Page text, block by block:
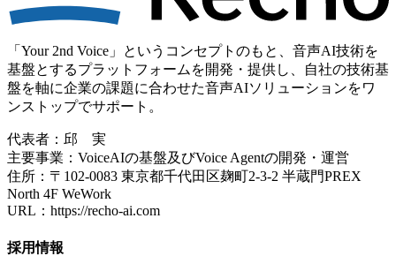
「Your 2nd Voice」というコンセプトのもと、音声AI技術を
基盤とするプラットフォームを開発・提供し、自社の技術基
盤を軸に企業の課題に合わせた音声AIソリューションをワ
ンストップでサポート。
代表者：邱 実
主要事業：VoiceAIの基盤及びVoice Agentの開発・運営
住所：〒102-0083 東京都千代田区麹町2-3-2 半蔵門PREX
North 4F WeWork
URL：https://recho-ai.com
採用情報